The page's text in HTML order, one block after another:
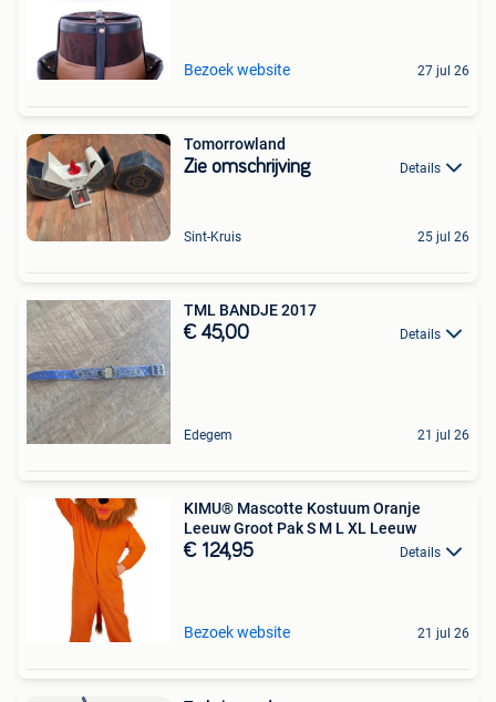
Bezoek website 27 jul 26
Tomorrowland
Zie omschrijving Details
Sint-Kruis 25 jul 26
TML BANDJE 2017
€ 45,00 Details
Edegem 21 jul 26
KIMU® Mascotte Kostuum Oranje
Leeuw Groot Pak S M L XL Leeuw
€ 124,95 Details
Bezoek website 21 jul 26